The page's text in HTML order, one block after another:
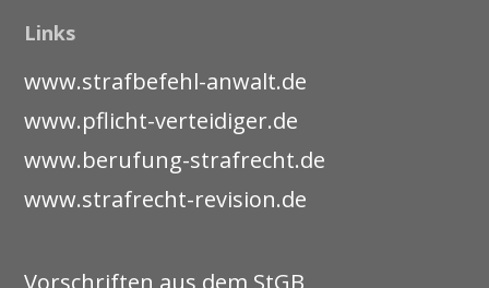
Links
www.strafbefehl-anwalt.de
www.pflicht-verteidiger.de
www.berufung-strafrecht.de
www.strafrecht-revision.de
Vorschriften aus dem StGB